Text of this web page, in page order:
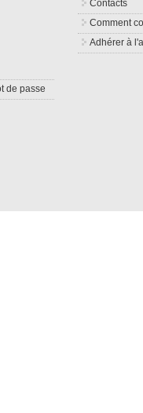
de passe
Contacts
Comment
Adhérer à